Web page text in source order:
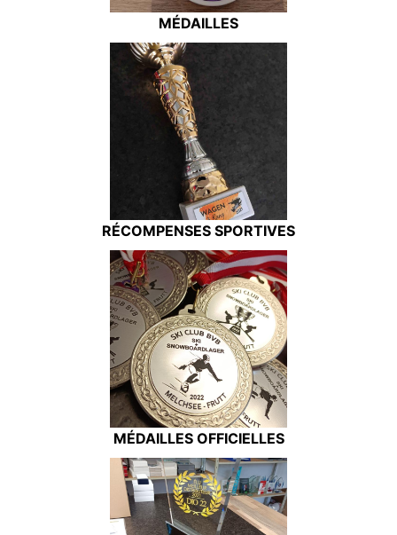
MÉDAILLES
RÉCOMPENSES SPORTIVES
MÉDAILLES OFFICIELLES